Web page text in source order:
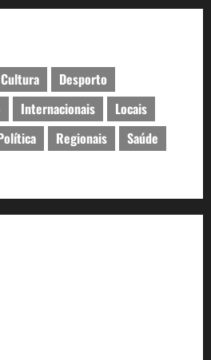
Cultura
Desporto
Internacionais
Locais
Regionais
Saúde